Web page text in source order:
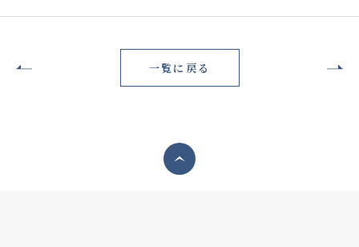
一覧に戻る